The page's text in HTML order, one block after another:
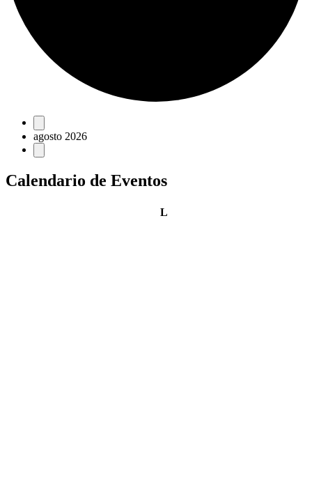
Eventos
agosto 2026
Calendario de Eventos
Llunes